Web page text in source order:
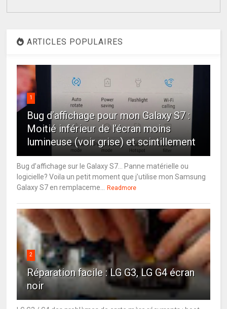
ARTICLES POPULAIRES
1
Bug d’affichage pour mon Galaxy S7 :
Moitié inférieur de l’écran moins
lumineuse (voir grise) et scintillement
Bug d’affichage sur le Galaxy S7… Panne matérielle ou
logicielle? Voila un petit moment que j’utilise mon Samsung
Galaxy S7 en remplaceme...
Readmore
2
Réparation facile : LG G3, LG G4 écran
noir